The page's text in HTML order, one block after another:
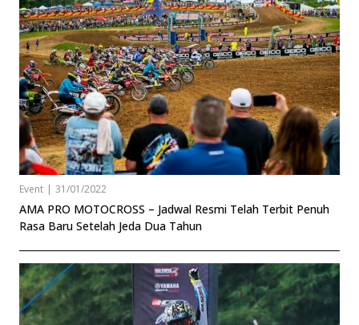
Event | 31/01/2022
AMA PRO MOTOCROSS – Jadwal Resmi Telah Terbit Penuh
Rasa Baru Setelah Jeda Dua Tahun